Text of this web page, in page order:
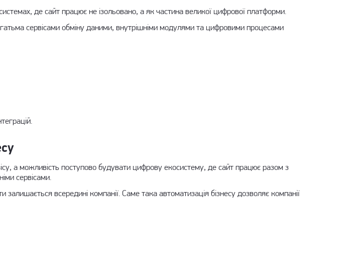
де сайт працює не ізольовано, а як частина великої цифрової платформи.
сервісами обміну даними, внутрішніми модулями та цифровими процесами
а можливість поступово будувати цифрову екосистему, де сайт працює разом з
сервісами.
залишається всередині компанії. Саме така автоматизація бізнесудозволяє компанії